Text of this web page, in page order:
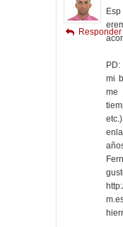
Esp
mi
me
Responder